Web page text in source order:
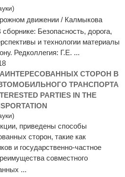
движении / Калмыкова
Безопасность, дорога,
и технологии материалы
Редколлегия: Г.E. ...
СТОРОН В
ТРАНСПОРТА
PARTIES IN THE
приведены способы
сторон, такие как
и государственно-частное
совместного
...